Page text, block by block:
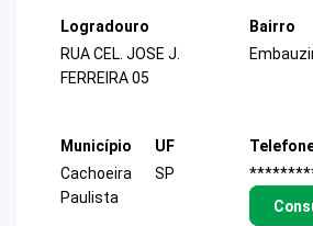
Logradouro
RUA CEL. JOSE J.
FERREIRA 05
Bairro
Município
Cachoeira
Paulista
UF
SP